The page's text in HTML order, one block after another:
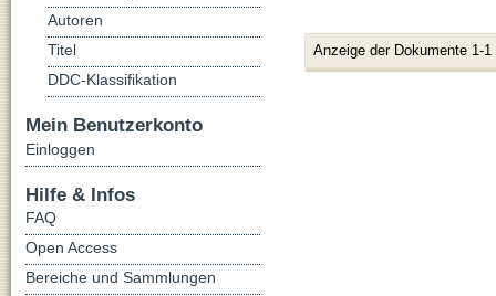
Anzeige der Dokumente 1-1
Autoren
Titel
DDC-Klassifikation
Mein Benutzerkonto
Einloggen
Hilfe & Infos
FAQ
Open Access
Bereiche und Sammlungen